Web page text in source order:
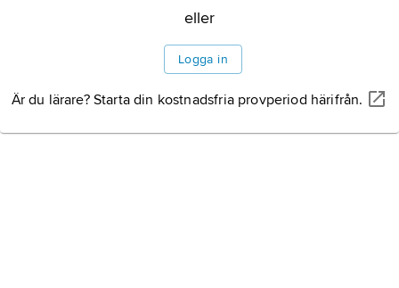
eller
Logga in
Är du lärare? Starta din kostnadsfria provperiod härifrån.